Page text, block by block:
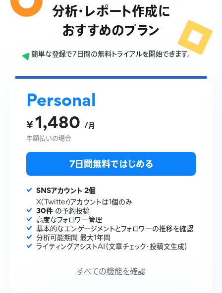
分析・レポート作成に
おすすめのプラン
簡単な登録で7日間の無料トライアルを開始できます。
Personal
¥1,480 /月
年額払いの場合
7日間無料ではじめる
SNSアカウント 2個
X(Twitter)アカウントは1個のみ
30件 の予約投稿
高度なフォロワー管理
基本的なエンゲージメントとフォロワーの推移を確認
分析可能期間 最大1年間
ライティングアシストAI（文章チェック・投稿文生成）
すべての機能を確認